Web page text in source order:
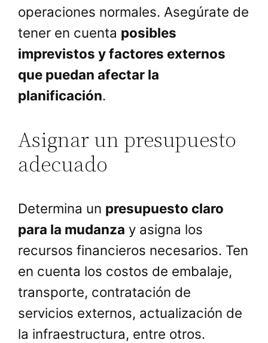
operaciones normales. Asegúrate de
tener en cuenta posibles
imprevistos y factores externos
que puedan afectar la
planificación.
Asignar un presupuesto
adecuado
Determina un presupuesto claro
para la mudanza y asigna los
recursos financieros necesarios. Ten
en cuenta los costos de embalaje,
transporte, contratación de
servicios externos, actualización de
la infraestructura, entre otros.